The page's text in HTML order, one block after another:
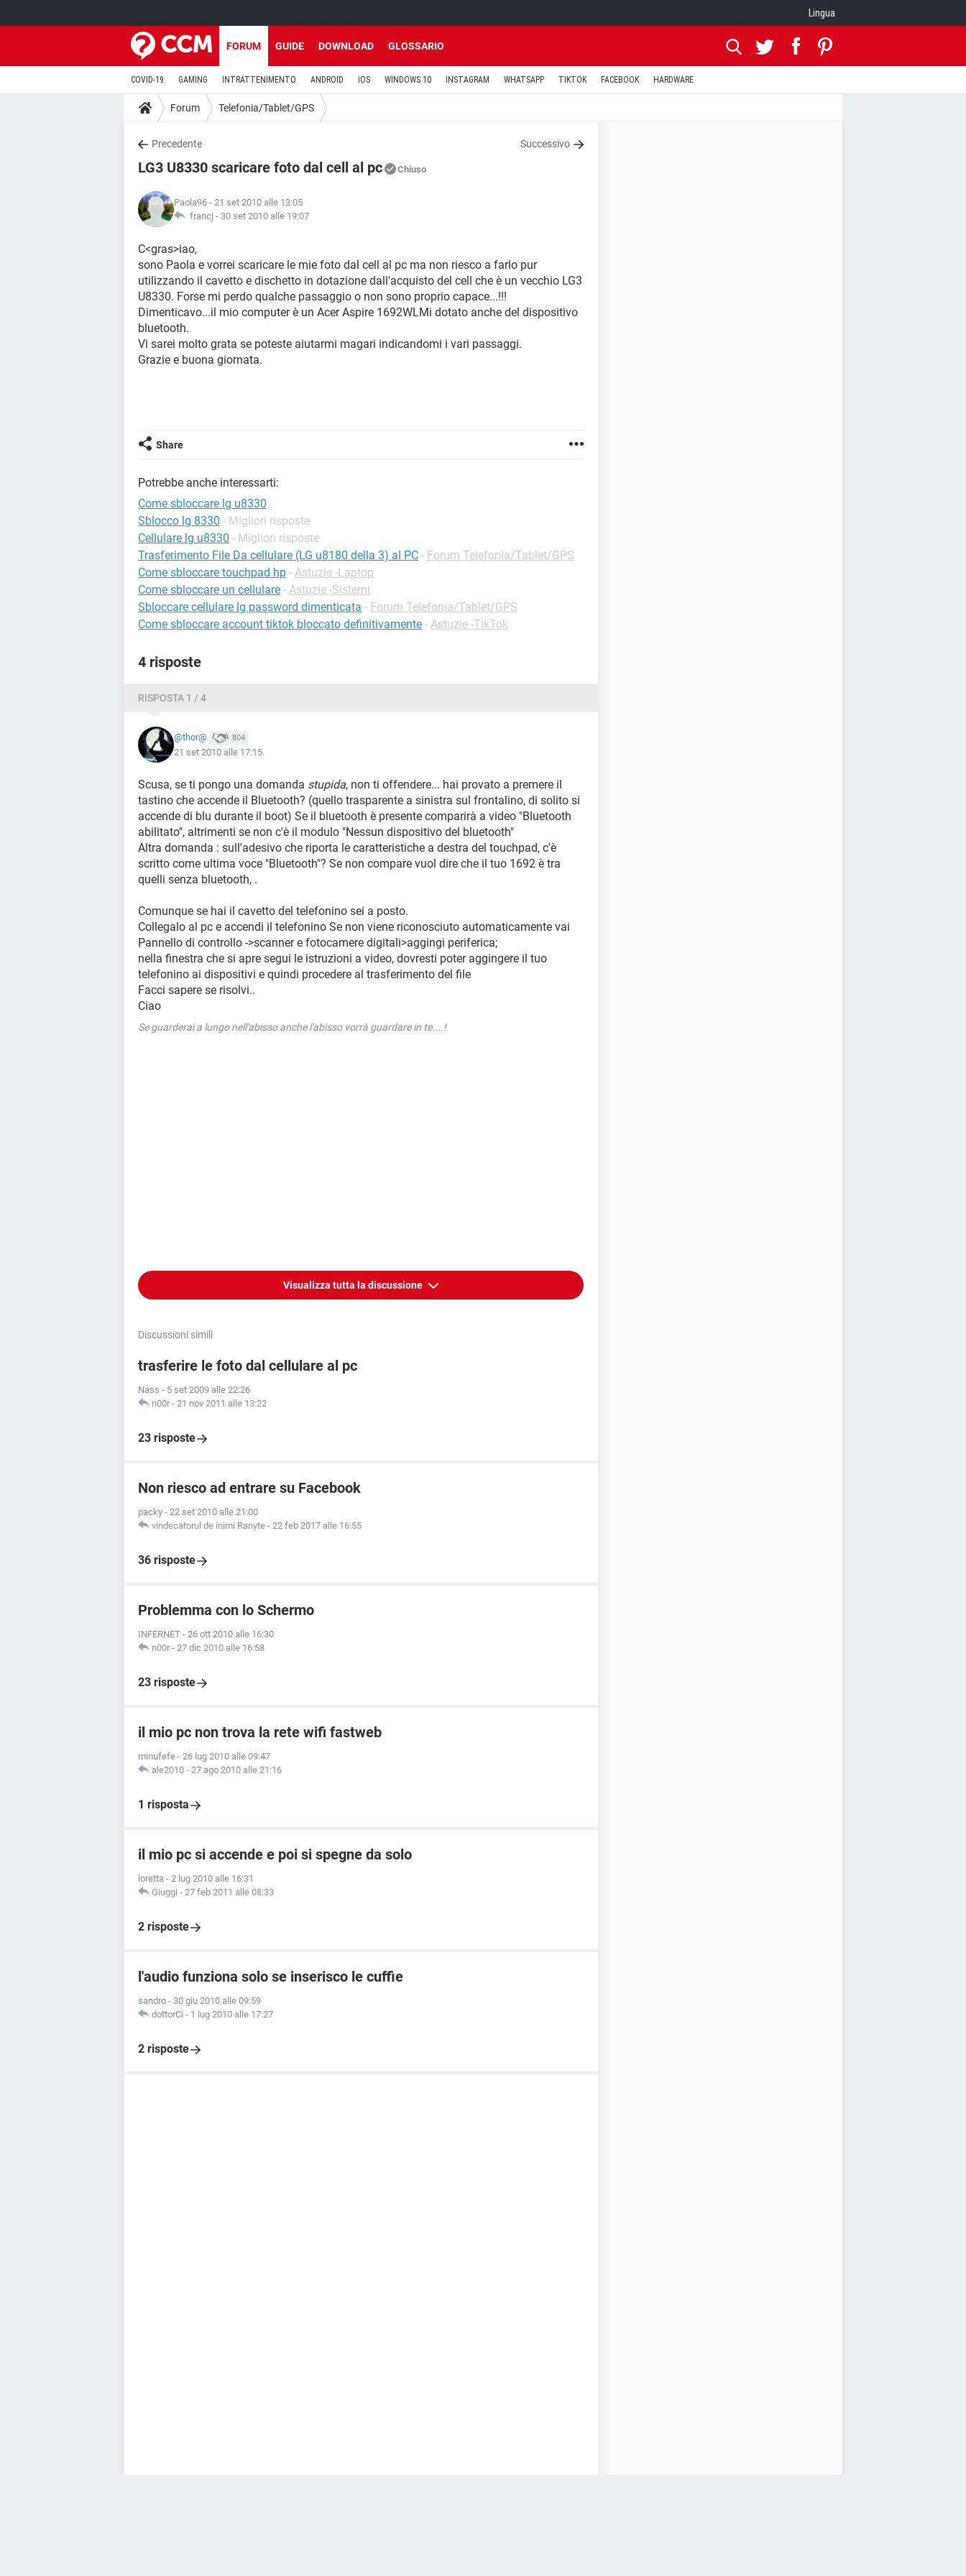
Lingua
FORUM GUIDE DOWNLOAD GLOSSARIO
COVID-19 GAMING INTRATTENIMENTO ANDROID iOS WINDOWS 10 INSTAGRAM WHATSAPP TIKTOK FACEBOOK HARDWARE
Forum Telefonia/Tablet/GPS
Precedente Successivo
LG3 U8330 scaricare foto dal cell al pc Chiuso
Paola96 - 21 set 2010 alle 13:05
francj - 30 set 2010 alle 19:07
C<gras>iao,
sono Paola e vorrei scaricare le mie foto dal cell al pc ma non riesco a farlo pur
utilizzando il cavetto e dischetto in dotazione dall'acquisto del cell che è un vecchio LG3
U8330. Forse mi perdo qualche passaggio o non sono proprio capace...!!!
Dimenticavo...il mio computer è un Acer Aspire 1692WLMi dotato anche del dispositivo
bluetooth.
Vi sarei molto grata se poteste aiutarmi magari indicandomi i vari passaggi.
Grazie e buona giornata.
Share
Potrebbe anche interessarti:
Come sbloccare lg u8330
Sblocco lg 8330 - Migliori risposte
Cellulare lg u8330 - Migliori risposte
Trasferimento File Da cellulare (LG u8180 della 3) al PC - Forum Telefonia/Tablet/GPS
Come sbloccare touchpad hp - Astuzie -Laptop
Come sbloccare un cellulare - Astuzie -Sistemi
Sbloccare cellulare lg password dimenticata - Forum Telefonia/Tablet/GPS
Come sbloccare account tiktok bloccato definitivamente - Astuzie -TikTok
4 risposte
RISPOSTA 1 / 4
@thor@ 804
21 set 2010 alle 17:15
Scusa, se ti pongo una domanda stupida, non ti offendere... hai provato a premere il
tastino che accende il Bluetooth? (quello trasparente a sinistra sul frontalino, di solito si
accende di blu durante il boot) Se il bluetooth è presente comparirà a video "Bluetooth
abilitato", altrimenti se non c'è il modulo "Nessun dispositivo del bluetooth"
Altra domanda : sull'adesivo che riporta le caratteristiche a destra del touchpad, c'è
scritto come ultima voce "Bluetooth"? Se non compare vuol dire che il tuo 1692 è tra
quelli senza bluetooth, .
Comunque se hai il cavetto del telefonino sei a posto.
Collegalo al pc e accendi il telefonino Se non viene riconosciuto automaticamente vai
Pannello di controllo ->scanner e fotocamere digitali>aggingi periferica;
nella finestra che si apre segui le istruzioni a video, dovresti poter aggingere il tuo
telefonino ai dispositivi e quindi procedere al trasferimento del file
Facci sapere se risolvi..
Ciao
Se guarderai a lungo nell'abisso anche l'abisso vorrà guardare in te....!
Visualizza tutta la discussione
Discussioni simili
trasferire le foto dal cellulare al pc
Nass - 5 set 2009 alle 22:26
n00r - 21 nov 2011 alle 13:22
23 risposte
Non riesco ad entrare su Facebook
packy - 22 set 2010 alle 21:00
vindecatorul de inimi Ranyte - 22 feb 2017 alle 16:55
36 risposte
Problemma con lo Schermo
INFERNET - 26 ott 2010 alle 16:30
n00r - 27 dic 2010 alle 16:58
23 risposte
il mio pc non trova la rete wifi fastweb
minufefe - 26 lug 2010 alle 09:47
ale2010 - 27 ago 2010 alle 21:16
1 risposta
il mio pc si accende e poi si spegne da solo
loretta - 2 lug 2010 alle 16:31
Giuggi - 27 feb 2011 alle 08:33
2 risposte
l'audio funziona solo se inserisco le cuffie
sandro - 30 giu 2010 alle 09:59
dottorCi - 1 lug 2010 alle 17:27
2 risposte